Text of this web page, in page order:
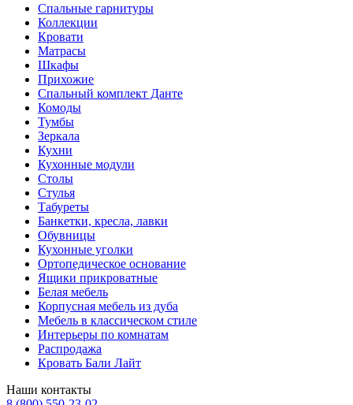
Спальные гарнитуры
Коллекции
Кровати
Матрасы
Шкафы
Прихожие
Спальный комплект Данте
Комоды
Тумбы
Зеркала
Кухни
Кухонные модули
Столы
Стулья
Табуреты
Банкетки, кресла, лавки
Обувницы
Кухонные уголки
Ортопедическое основание
Ящики прикроватные
Белая мебель
Корпусная мебель из дуба
Мебель в классическом стиле
Интерьеры по комнатам
Распродажа
Кровать Бали Лайт
Наши контакты